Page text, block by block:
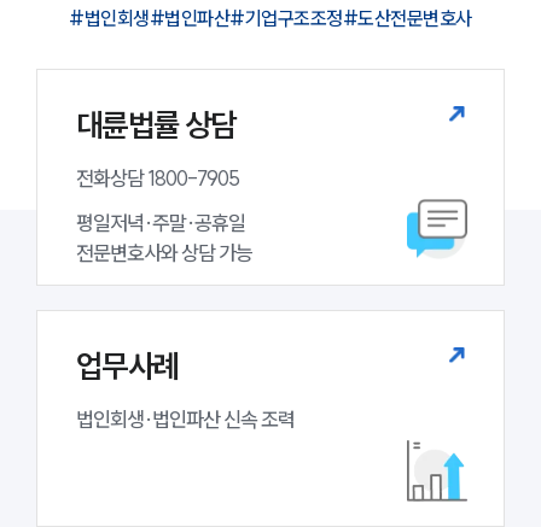
세미나
대륜법률상담예약
#법인회생#법인파산#기업구조조정#도산전문변호사
대륜법률 상담
전화상담 1800-7905
평일저녁·주말·공휴일
전문변호사와 상담 가능
업무사례
법인회생·법인파산 신속 조력